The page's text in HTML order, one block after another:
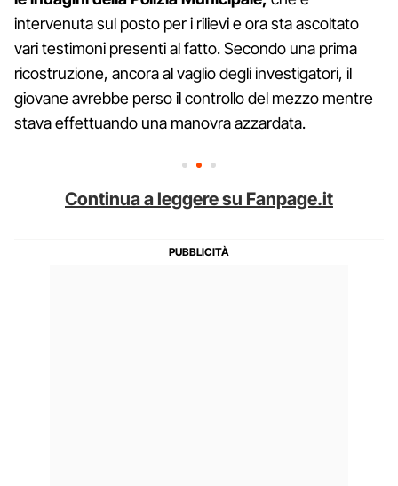
intervenuta sul posto per i rilievi e ora sta ascoltato
vari testimoni presenti al fatto. Secondo una prima
ricostruzione, ancora al vaglio degli investigatori, il
giovane avrebbe perso il controllo del mezzo mentre
stava effettuando una manovra azzardata.
Continua a leggere su Fanpage.it